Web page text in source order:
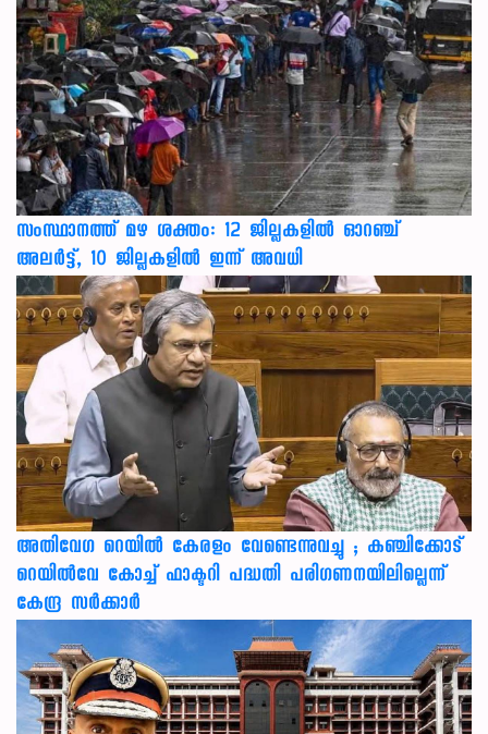
സംസ്ഥാനത്ത് മഴ ശക്തം: 12 ജില്ലകളിൽ ഓറഞ്ച്
അലർട്ട്, 10 ജില്ലകളിൽ ഇന്ന് അവധി
അതിവേഗ റെയിൽ കേരളം വേണ്ടെന്നുവച്ചു ; കഞ്ചിക്കോട്
റെയിൽവേ കോച്ച് ഫാക്ടറി പദ്ധതി പരിഗണനയിലില്ലെന്ന്
കേന്ദ്ര സർക്കാർ